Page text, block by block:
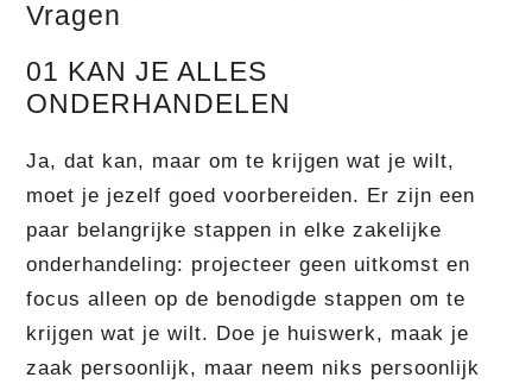
Vragen
01 KAN JE ALLES
ONDERHANDELEN
Ja, dat kan, maar om te krijgen wat je wilt,
moet je jezelf goed voorbereiden. Er zijn een
paar belangrijke stappen in elke zakelijke
onderhandeling: projecteer geen uitkomst en
focus alleen op de benodigde stappen om te
krijgen wat je wilt. Doe je huiswerk, maak je
zaak persoonlijk, maar neem niks persoonlijk